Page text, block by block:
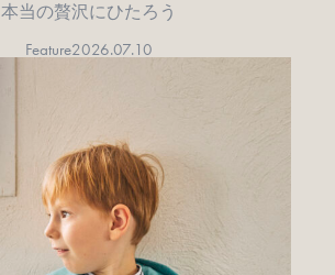
本当の贅沢にひたろう
Feature2026.07.10